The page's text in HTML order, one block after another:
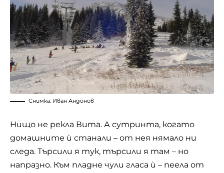
Снимка: Иван Андонов
Нищо не рекла Вита. А сутринта, когато
домашните ѝ станали – от нея нямало ни
следа. Търсили я тук, търсили я там – но
напразно. Към пладне чули гласа ѝ – пеела от